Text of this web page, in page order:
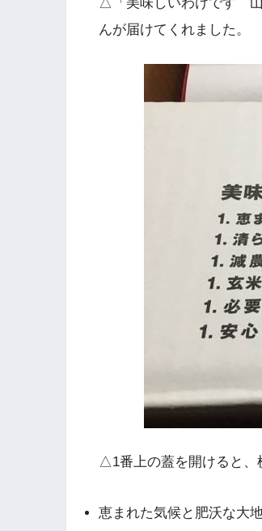
んが届けてくれました。
△1番上の蓋を開けると、
恵まれた気候と肥沃な大